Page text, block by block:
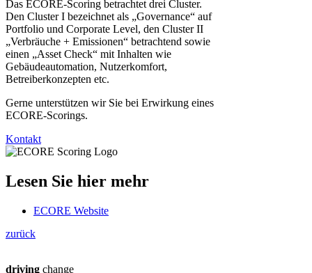
Das ECORE-Scoring betrachtet drei Cluster.
Den Cluster I bezeichnet als „Governance“ auf
Portfolio und Corporate Level, den Cluster II
„Verbräuche + Emissionen“ betrachtend sowie
einen „Asset Check“ mit Inhalten wie
Gebäudeautomation, Nutzerkomfort,
Betreiberkonzepten etc.
Gerne unterstützen wir Sie bei Erwirkung eines
ECORE-Scorings.
Kontakt
Lesen Sie hier mehr
ECORE Website
zurück
driving change